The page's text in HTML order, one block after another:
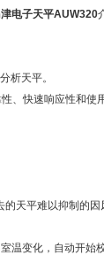
津电子天平AUW320
析天平。
、快速响应性和使
天平难以抑制的
温变化，自动开始校